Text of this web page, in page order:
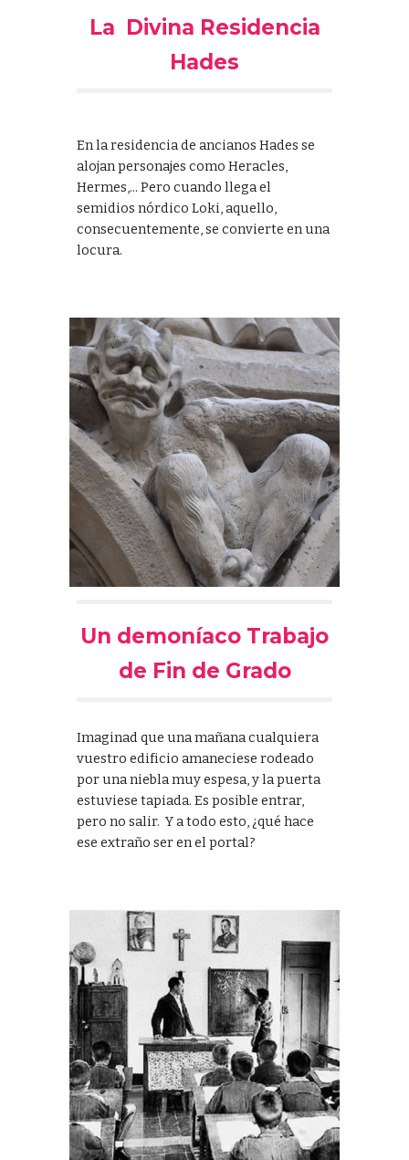
La Divina Residencia
Hades
En la residencia de ancianos Hades se
alojan personajes como Heracles,
Hermes,... Pero cuando llega el
semidios nórdico Loki, aquello,
consecuentemente, se convierte en una
locura.
Un demoníaco Trabajo
de Fin de Grado
Imaginad que una mañana cualquiera
vuestro edificio amaneciese rodeado
por una niebla muy espesa, y la puerta
estuviese tapiada.Es posible entrar,
pero no salir. Y a todo esto, ¿qué hace
ese extraño ser en el portal?